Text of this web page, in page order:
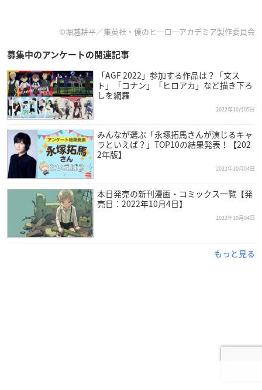
©堀越耕平／集英社・僕のヒーローアカデミア製作委員会
募集中のアンケートの関連記事
「AGF 2022」参加する作品は？「文ス
ト」「コナン」「ヒロアカ」など描き下ろ
しを網羅
2022年10月05日
みんなが選ぶ「永塚拓馬さんが演じるキャ
ラといえば？」TOP10の結果発表！【202
2年版】
2022年10月04日
本日発売の新刊漫画・コミックス一覧【発
売日：2022年10月4日】
2022年10月04日
もっと見る